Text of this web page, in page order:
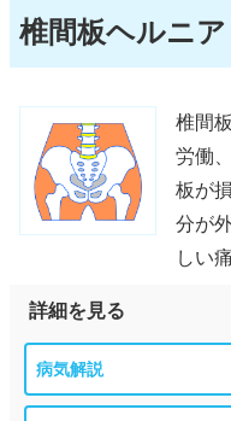
椎間板ヘルニア
椎間
労働
板が
分が
しい
詳細を見る
病気解説